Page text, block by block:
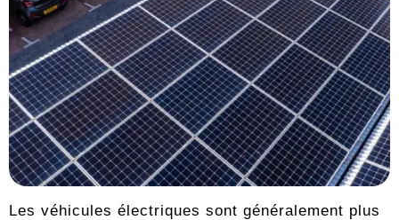
Les véhicules électriques sont généralement plus